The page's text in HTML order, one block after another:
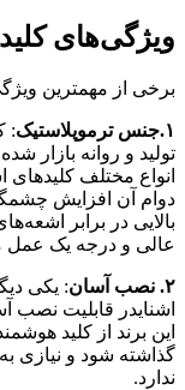
ویژگی‌های
برخی از مهمترین
۱.جنس ترموپلاستیک
:
تولید و روانه بازار
انواع مختلف
دوام آن افزایش
بالایی در برابر
عالی و درجه یک عمل
۲. نصب آسان
: یکی
اشنایدر قابلیت
این برند از کلید
گذاشته شود و نیازی
ندارد.